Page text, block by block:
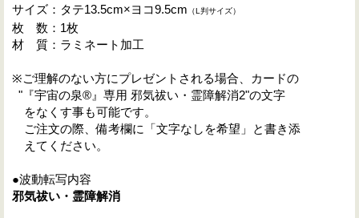
サイズ：タテ13.5cm×ヨコ9.5cm （L判サイズ）
枚 数：1枚
材 質：ラミネート加工
※ご理解のない方にプレゼントされる場合、カードの
"『宇宙の泉®』専用 邪気祓い・霊障解消2"の文字
をなくす事も可能です。
ご注文の際、備考欄に「文字なしを希望」と書き添
えてください。
●波動転写内容
邪気祓い・霊障解消